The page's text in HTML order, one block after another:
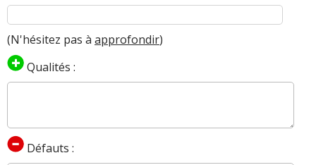
(N'hésitez pas à approfondir)
Qualités :
Défauts :